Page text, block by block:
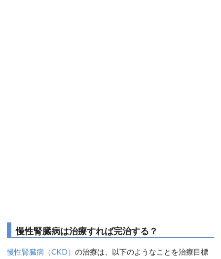
慢性腎臓病は治療すれば完治する？
慢性腎臓病（CKD） の治療は、以下のようなことを治療目標